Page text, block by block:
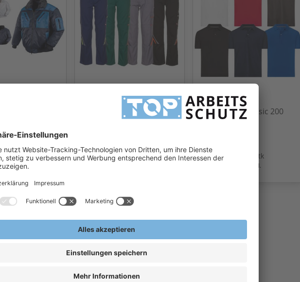
€ /Stk
exkl.
PLANAM Visline Bundhose
Planam Arbeitshose Visline
Ab18,77 € /Stk
B2B Poloshirt basic 200
g/m²
Ab12,85 € /Stk
% Steuern, exkl.